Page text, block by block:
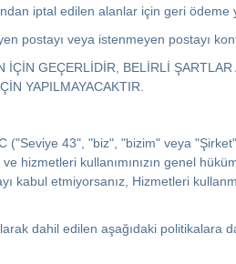
iptal edilen alanlar için geri ödeme
postayı veya istenmeyen postayı
GEÇERLİDİR, BELİRLİ ŞARTLAR
YAPILMAYACAKTIR.
("Seviye 43", "biz", "bizim" veya
hizmetleri kullanımınızın genel
kabul etmiyorsanız, Hizmetleri
dahil edilen aşağıdaki politikalara